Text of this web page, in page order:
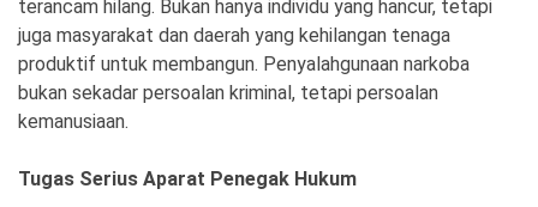
©
News
terancam hilang. Bukan hanya individu yang hancur, tetapi
juga masyarakat dan daerah yang kehilangan tenaga
produktif untuk membangun. Penyalahgunaan narkoba
bukan sekadar persoalan kriminal, tetapi persoalan
kemanusiaan.
Tugas Serius Aparat Penegak Hukum